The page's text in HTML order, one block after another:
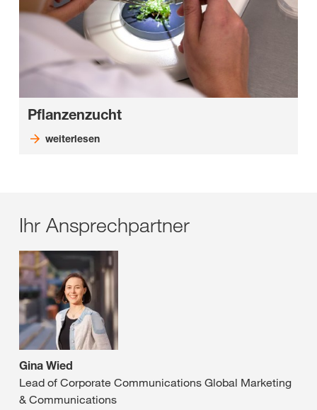
Pflanzenzucht
weiterlesen
Ihr Ansprechpartner
Gina Wied
Lead of Corporate Communications Global Marketing
& Communications